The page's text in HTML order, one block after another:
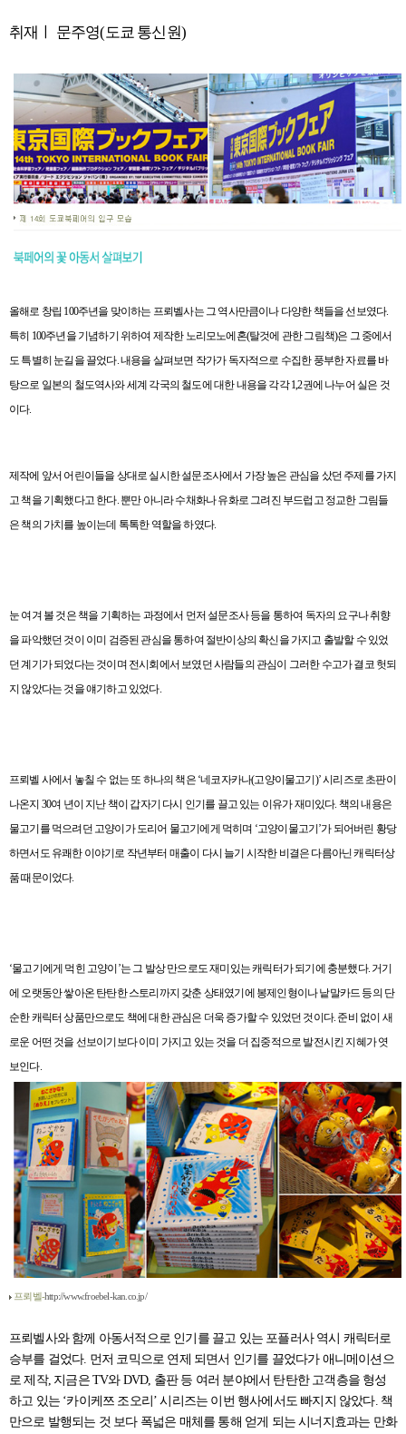
취재ㅣ 문주영(도쿄 통신원)
올해로 창립 100주년을 맞이하는 프뢰벨사는 그 역사만큼이나 다양한 책들을 선보였다.
특히 100주년을 기념하기 위하여 제작한 노리모노에혼(탈것에 관한 그림책)은 그 중에서
도 특별히 눈길을 끌었다.내용을 살펴보면 작가가 독자적으로 수집한 풍부한 자료를 바
탕으로 일본의 철도역사와 세계 각국의 철도에 대한 내용을 각각1,2권에 나누어 실은 것
이다.
제작에 앞서 어린이들을 상대로 실시한 설문조사에서 가장 높은 관심을 샀던 주제를 가지
고 책을 기획했다고 한다. 뿐만 아니라 수채화나 유화로 그려진 부드럽고 정교한 그림들
은 책의 가치를 높이는데 톡톡한 역할을 하였다.
눈 여겨 볼 것은 책을 기획하는 과정에서 먼저 설문조사 등을 통하여 독자의 요구나 취향
을 파악했던 것이 이미 검증된 관심을 통하여 절반이상의 확신을 가지고 출발할 수 있었
던 계기가 되었다는 것이며 전시회에서 보였던 사람들의 관심이 그러한 수고가 결코 헛되
지 않았다는 것을 얘기하고 있었다.
프뢰벨 사에서 놓칠 수 없는 또 하나의 책은 ‘네코자카나(고양이물고기)’시리즈로 초판이
나온지 30여 년이 지난 책이 갑자기 다시 인기를 끌고 있는 이유가 재미있다. 책의 내용은
물고기를 먹으려던 고양이가 도리어 물고기에게 먹히며 ‘고양이물고기’가 되어버린 황당
하면서도 유쾌한 이야기로 작년부터 매출이 다시 늘기 시작한 비결은 다름아닌 캐릭터상
품 때문이었다.
‘물고기에게 먹힌 고양이’는 그 발상 만으로도 재미있는 캐릭터가 되기에 충분했다. 거기
에 오랫동안 쌓아온 탄탄한 스토리까지 갖춘 상태였기에 봉제인형이나 낱말카드 등의 단
순한 캐릭터 상품만으로도 책에 대한 관심은 더욱 증가할 수 있었던 것이다. 준비 없이 새
로운 어떤 것을 선보이기보다 이미 가지고 있는 것을 더 집중적으로 발전시킨 지혜가 엿
보인다.
프뢰벨-http://www.froebel-kan.co.jp/
프뢰벨사와 함께 아동서적으로 인기를 끌고 있는 포플러사 역시 캐릭터로
승부를 걸었다. 먼저 코믹으로 연제 되면서 인기를 끌었다가 애니메이션으
로 제작, 지금은 TV와 DVD, 출판 등 여러 분야에서 탄탄한 고객층을 형성
하고 있는 ‘카이케쯔 조오리’ 시리즈는 이번 행사에서도 빠지지 않았다. 책
만으로 발행되는 것 보다 폭넓은 매체를 통해 얻게 되는 시너지효과는 만화